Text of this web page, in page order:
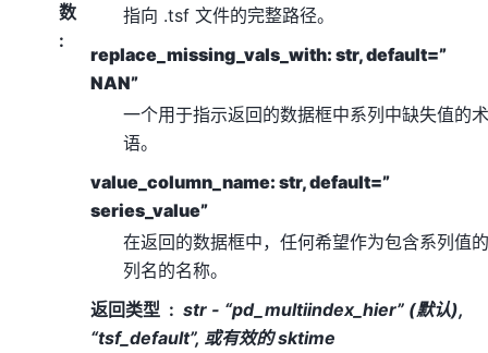
数
:
指向 .tsf 文件的完整路径。
replace_missing_vals_with: str, default=”
NAN”
一个用于指示返回的数据框中系列中缺失值的术
语。
value_column_name: str, default=”
series_value”
在返回的数据框中，任何希望作为包含系列值的
列名的名称。
返回类型
str - “pd_multiindex_hier” (默认),
“tsf_default”, 或有效的 sktime